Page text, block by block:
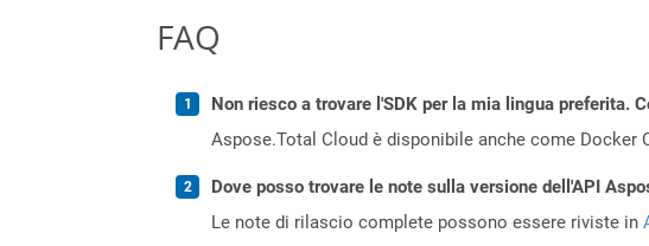
FAQ
Non riesco a trovare l'SDK per la mia lingua preferita.
Aspose.Total Cloud è disponibile anche come Docker
Dove posso trovare le note sulla versione dell'API
Le note di rilascio complete possono essere riviste in